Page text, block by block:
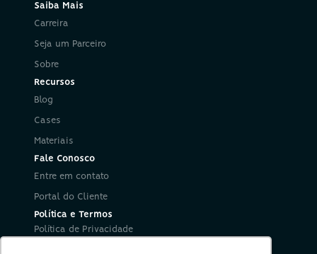
Saiba Mais
Carreira
Seja um Parceiro
Sobre
Recursos
Blog
Cases
Materiais
Fale Conosco
Entre em contato
Portal do Cliente
Política e Termos
Política de Privacidade